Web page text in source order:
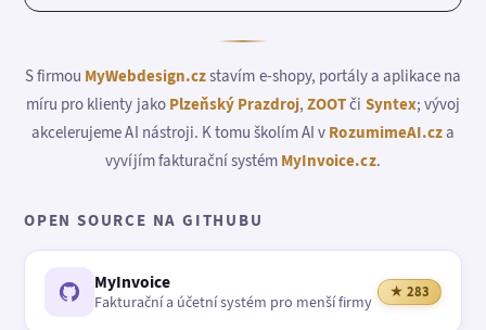
S firmou MyWebdesign.czstavím e-shopy, portály a aplikace na
míru pro klienty jako Plzeňský Prazdroj,ZOOTči Syntex; vývoj
akcelerujeme AI nástroji. K tomu školím AI v RozumimeAI.cza
vyvíjím fakturační systém MyInvoice.cz.
OPEN SOURCE NA GITHUBU
MyInvoice
Fakturační a účetní systém pro menší firmy
★ 283